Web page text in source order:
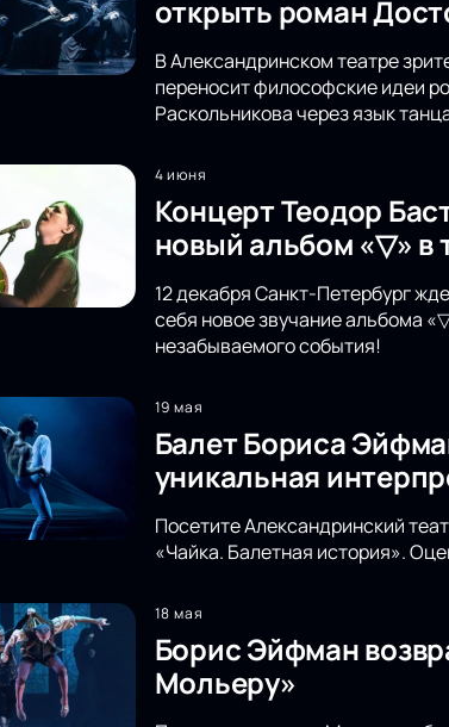
открыть роман
В Александринском театре
переносит философские идеи
Раскольникова через язык
4 июня
Концерт Теодор
новый альбом «▽» в
12 декабря Санкт-Петербург
себя новое звучание альбома
незабываемого события!
19 мая
Балет Бориса
уникальная
Посетите Александринский
«Чайка. Балетная история».
18 мая
Борис Эйфман
Мольеру»